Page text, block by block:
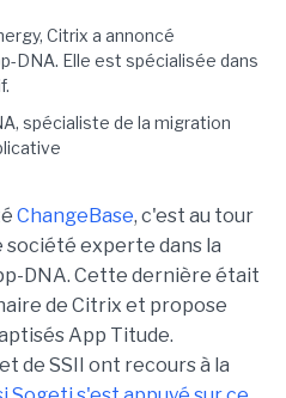
Citrix a annoncé
DNA. Elle est spécialisée dans
ChangeBase, c'est au tour
experte dans la
DNA. Cette dernière était
de Citrix et propose
App Titude.
de SSII ont recours à la